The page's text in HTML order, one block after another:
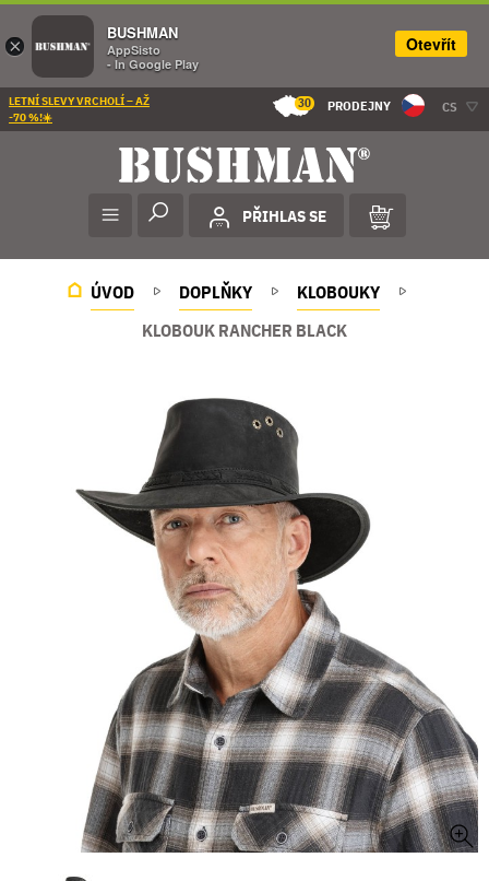
LETNÍ SLEVY VRCHOLÍ – AŽ
-70 %!☀️
30 PRODEJNY CS
PŘIHLAS SE
ÚVOD DOPLŇKY
KLOBOUKY
KLOBOUK RANCHER BLACK
×
BUSHMAN
AppSisto
- In Google Play
Otevřít